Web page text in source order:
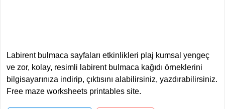
Labirent bulmaca sayfaları etkinlikleri plaj kumsal yengeç
ve zor, kolay, resimli labirent bulmaca kağıdı örneklerini
bilgisayarınıza indirip, çıktısını alabilirsiniz, yazdırabilirsiniz.
Free maze worksheets printables site.